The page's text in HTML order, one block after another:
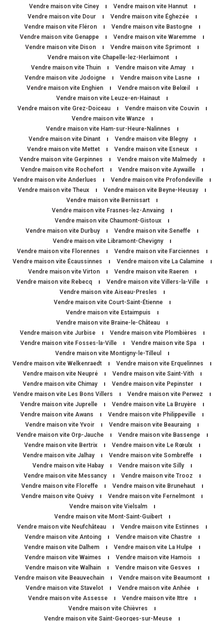
Vendre maison vite Ciney
Vendre maison vite Hannut
Vendre maison vite Dour
Vendre maison vite Éghezée
Vendre maison vite Fléron
Vendre maison vite Bastogne
Vendre maison vite Genappe
Vendre maison vite Waremme
Vendre maison vite Dison
Vendre maison vite Sprimont
Vendre maison vite Chapelle-lez-Herlaimont
Vendre maison vite Thuin
Vendre maison vite Amay
Vendre maison vite Jodoigne
Vendre maison vite Lasne
Vendre maison vite Enghien
Vendre maison vite Belœil
Vendre maison vite Leuze-en-Hainaut
Vendre maison vite Grez-Doiceau
Vendre maison vite Couvin
Vendre maison vite Wanze
Vendre maison vite Ham-sur-Heure-Nalinnes
Vendre maison vite Dinant
Vendre maison vite Blegny
Vendre maison vite Mettet
Vendre maison vite Esneux
Vendre maison vite Gerpinnes
Vendre maison vite Malmedy
Vendre maison vite Rochefort
Vendre maison vite Aywaille
Vendre maison vite Anderlues
Vendre maison vite Profondeville
Vendre maison vite Theux
Vendre maison vite Beyne-Heusay
Vendre maison vite Bernissart
Vendre maison vite Frasnes-lez-Anvaing
Vendre maison vite Chaumont-Gistoux
Vendre maison vite Durbuy
Vendre maison vite Seneffe
Vendre maison vite Libramont-Chevigny
Vendre maison vite Florennes
Vendre maison vite Farciennes
Vendre maison vite Écaussinnes
Vendre maison vite La Calamine
Vendre maison vite Virton
Vendre maison vite Raeren
Vendre maison vite Rebecq
Vendre maison vite Villers-la-Ville
Vendre maison vite Aiseau-Presles
Vendre maison vite Court-Saint-Étienne
Vendre maison vite Estaimpuis
Vendre maison vite Braine-le-Château
Vendre maison vite Jurbise
Vendre maison vite Plombières
Vendre maison vite Fosses-la-Ville
Vendre maison vite Spa
Vendre maison vite Montigny-le-Tilleul
Vendre maison vite Welkenraedt
Vendre maison vite Erquelinnes
Vendre maison vite Neupré
Vendre maison vite Saint-Vith
Vendre maison vite Chimay
Vendre maison vite Pepinster
Vendre maison vite Les Bons Villers
Vendre maison vite Perwez
Vendre maison vite Juprelle
Vendre maison vite La Bruyère
Vendre maison vite Awans
Vendre maison vite Philippeville
Vendre maison vite Yvoir
Vendre maison vite Beauraing
Vendre maison vite Orp-Jauche
Vendre maison vite Bassenge
Vendre maison vite Bertrix
Vendre maison vite Le Rœulx
Vendre maison vite Jalhay
Vendre maison vite Sombreffe
Vendre maison vite Habay
Vendre maison vite Silly
Vendre maison vite Messancy
Vendre maison vite Trooz
Vendre maison vite Floreffe
Vendre maison vite Brunehaut
Vendre maison vite Quévy
Vendre maison vite Fernelmont
Vendre maison vite Vielsalm
Vendre maison vite Mont-Saint-Guibert
Vendre maison vite Neufchâteau
Vendre maison vite Estinnes
Vendre maison vite Antoing
Vendre maison vite Chastre
Vendre maison vite Dalhem
Vendre maison vite La Hulpe
Vendre maison vite Waimes
Vendre maison vite Hamois
Vendre maison vite Walhain
Vendre maison vite Gesves
Vendre maison vite Beauvechain
Vendre maison vite Beaumont
Vendre maison vite Stavelot
Vendre maison vite Anhée
Vendre maison vite Assesse
Vendre maison vite Ittre
Vendre maison vite Chièvres
Vendre maison vite Saint-Georges-sur-Meuse